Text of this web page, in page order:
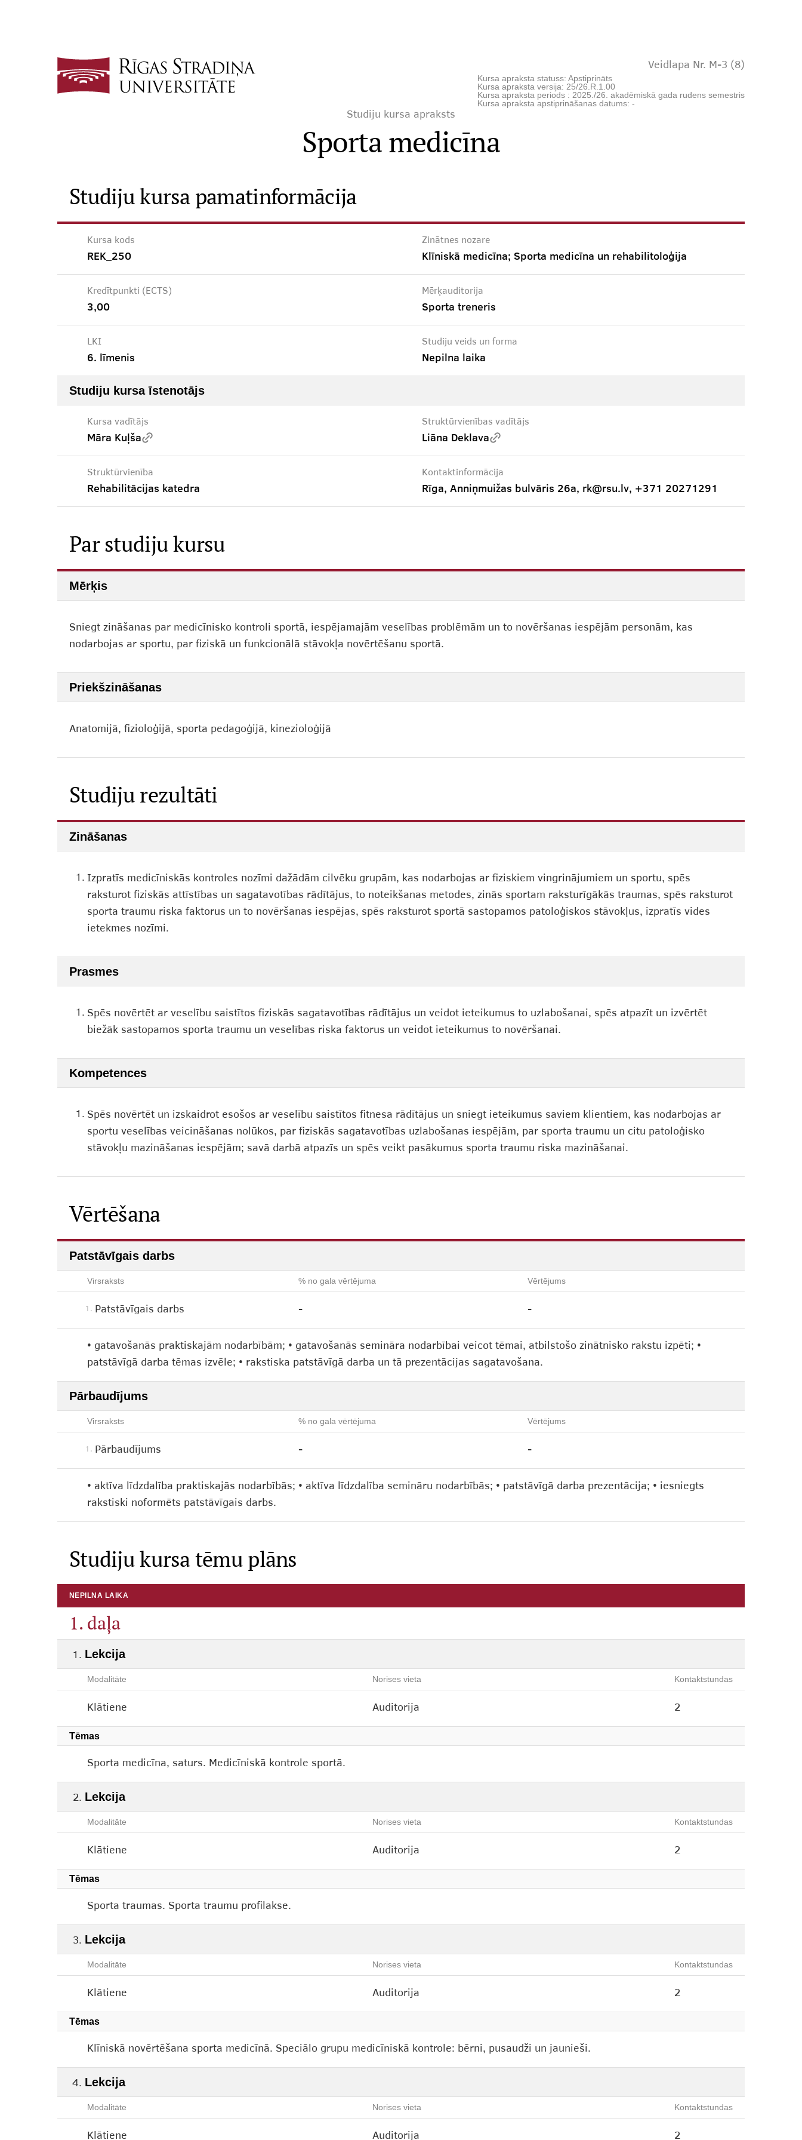
Veidlapa Nr. M-3 (8)
Kursa apraksta statuss: Apstiprināts
Kursa apraksta versija: 25/26.R.1.00
Kursa apraksta periods : 2025./26. akadēmiskā gada rudens semestris
Kursa apraksta apstiprināšanas datums: -
Studiju kursa apraksts
Sporta medicīna
Studiju kursa pamatinformācija
Kursa kods
REK_250
Zinātnes nozare
Klīniskā medicīna; Sporta medicīna un rehabilitoloģija
Kredītpunkti (ECTS)
3,00
Mērķauditorija
Sporta treneris
LKI
6. līmenis
Studiju veids un forma
Nepilna laika
Studiju kursa īstenotājs
Kursa vadītājs
Māra Kuļša
Struktūrvienības vadītājs
Liāna Deklava
Struktūrvienība
Rehabilitācijas katedra
Kontaktinformācija
Rīga, Anniņmuižas bulvāris 26a, rk@rsu.lv, +371 20271291
Par studiju kursu
Mērķis
Sniegt zināšanas par medicīnisko kontroli sportā, iespējamajām veselības problēmām un to novēršanas iespējām personām, kas
nodarbojas ar sportu, par fiziskā un funkcionālā stāvokļa novērtēšanu sportā.
Priekšzināšanas
Anatomijā, fizioloģijā, sporta pedagoģijā, kinezioloģijā
Studiju rezultāti
Zināšanas
1. Izpratīs medicīniskās kontroles nozīmi dažādām cilvēku grupām, kas nodarbojas ar fiziskiem vingrinājumiem un sportu, spēs
raksturot fiziskās attīstības un sagatavotības rādītājus, to noteikšanas metodes, zinās sportam raksturīgākās traumas, spēs raksturot
sporta traumu riska faktorus un to novēršanas iespējas, spēs raksturot sportā sastopamos patoloģiskos stāvokļus, izpratīs vides
ietekmes nozīmi.
Prasmes
1. Spēs novērtēt ar veselību saistītos fiziskās sagatavotības rādītājus un veidot ieteikumus to uzlabošanai, spēs atpazīt un izvērtēt
biežāk sastopamos sporta traumu un veselības riska faktorus un veidot ieteikumus to novēršanai.
Kompetences
1. Spēs novērtēt un izskaidrot esošos ar veselību saistītos fitnesa rādītājus un sniegt ieteikumus saviem klientiem, kas nodarbojas ar
sportu veselības veicināšanas nolūkos, par fiziskās sagatavotības uzlabošanas iespējām, par sporta traumu un citu patoloģisko
stāvokļu mazināšanas iespējām; savā darbā atpazīs un spēs veikt pasākumus sporta traumu riska mazināšanai.
Vērtēšana
Patstāvīgais darbs
Virsraksts % no gala vērtējuma Vērtējums
1. Patstāvīgais darbs - -
• gatavošanās praktiskajām nodarbībām; • gatavošanās semināra nodarbībai veicot tēmai, atbilstošo zinātnisko rakstu izpēti; •
patstāvīgā darba tēmas izvēle; • rakstiska patstāvīgā darba un tā prezentācijas sagatavošana.
Pārbaudījums
Virsraksts % no gala vērtējuma Vērtējums
1. Pārbaudījums - -
• aktīva līdzdalība praktiskajās nodarbībās; • aktīva līdzdalība semināru nodarbībās; • patstāvīgā darba prezentācija; • iesniegts
rakstiski noformēts patstāvīgais darbs.
Studiju kursa tēmu plāns
NEPILNA LAIKA
1. daļa
Lekcija
Modalitāte Norises vieta Kontaktstundas
Klātiene Auditorija 2
Tēmas
Sporta medicīna, saturs. Medicīniskā kontrole sportā.
Lekcija
Modalitāte Norises vieta Kontaktstundas
Klātiene Auditorija 2
Tēmas
Sporta traumas. Sporta traumu profilakse.
Lekcija
Modalitāte Norises vieta Kontaktstundas
Klātiene Auditorija 2
Tēmas
Klīniskā novērtēšana sporta medicīnā. Speciālo grupu medicīniskā kontrole: bērni, pusaudži un jaunieši.
Lekcija
Modalitāte Norises vieta Kontaktstundas
Klātiene Auditorija 2